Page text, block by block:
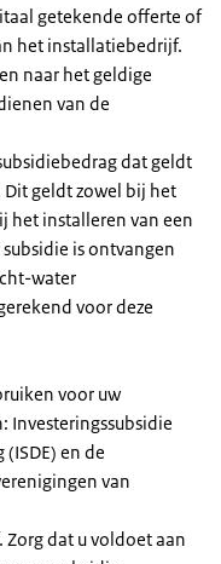
getekende offerte of
het installatiebedrijf.
naar het geldige
van de
dat geldt
geldt zowel bij het
het installeren van een
is ontvangen
water
voor deze
voor uw
Investeringssubsidie
en de
van
dat u voldoet aan